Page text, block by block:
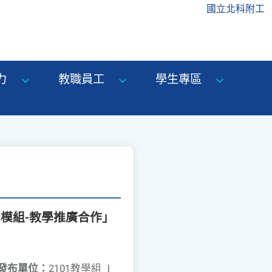
國立北科附工
教職員工 學生專區
組-教學推廣合作」
布單位： 2101教學組 |